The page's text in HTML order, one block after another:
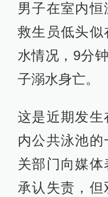
男子在室内
救生员低头似
水情况，9分
子溺水身亡。
这是近期发生
内公共泳池
关部门向媒
承认失责，但